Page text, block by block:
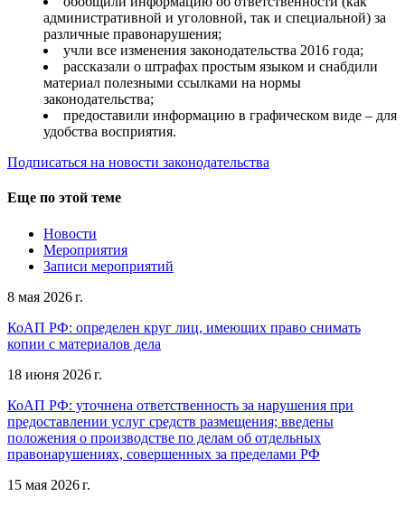
административной и уголовной, так и специальной) за
различные правонарушения;
учли все изменения законодательства 2016 года;
рассказали о штрафах простым языком и снабдили
материал полезными ссылками на нормы
законодательства;
предоставили информацию в графическом виде – для
удобства восприятия.
Подписаться на новости законодательства
Еще по этой теме
Новости
Мероприятия
Записи мероприятий
8 мая 2026 г.
КоАП РФ: определен круг лиц, имеющих право снимать
копии с материалов дела
18 июня 2026 г.
КоАП РФ: уточнена ответственность за нарушения при
предоставлении услуг средств размещения; введены
положения о производстве по делам об отдельных
правонарушениях, совершенных за пределами РФ
15 мая 2026 г.